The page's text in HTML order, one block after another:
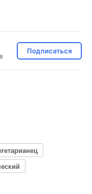
Подписаться